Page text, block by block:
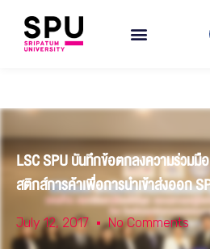
LSC SPU บันทึกข้อตกลงความร่วมมื
สติกส์การค้าเพื่อการนำเข้าส่งออก
July 12, 2017 No Comments